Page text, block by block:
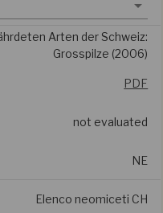
Arten der Schweiz:
Grosspilze (2006)
PDF
not evaluated
NE
Elenco neomiceti CH